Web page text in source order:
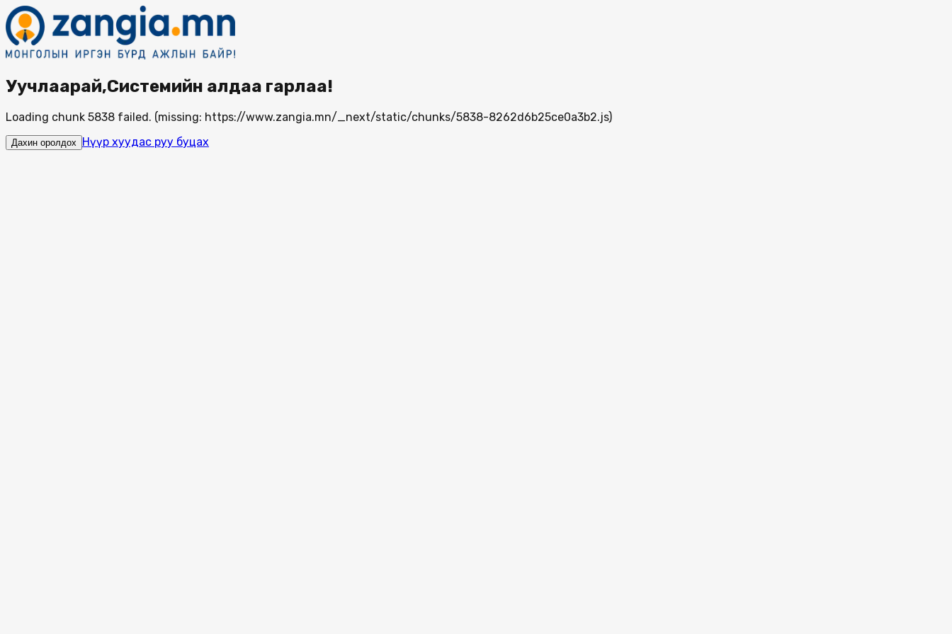
Уучлаарай,Системийн алдаа гарлаа!
Loading chunk 5838 failed. (missing: https://www.zangia.mn/_next/static/chunks/5838-8262d6b25ce0a3b2.js)
Дахин оролдох Нүүр хуудас руу буцах